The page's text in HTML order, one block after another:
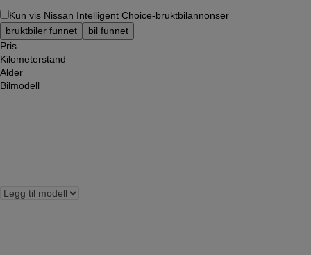
Kun vis Nissan Intelligent Choice-bruktbilannonser
bruktbiler funnet
bil funnet
Pris
Kilometerstand
Alder
Bilmodell